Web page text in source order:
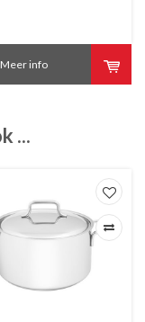
Meer info
...